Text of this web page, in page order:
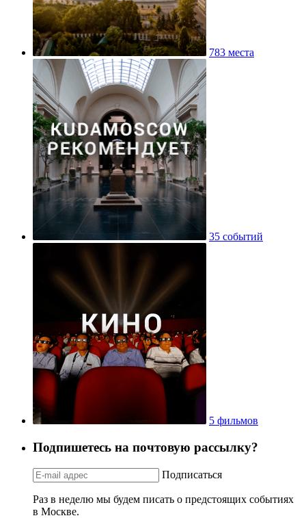
783 места
35 событий
5 фильмов
Подпишетесь на почтовую рассылку?
Подписаться
Раз в неделю мы будем писать о предстоящих событиях
в Москве.